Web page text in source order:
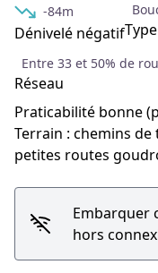
-84m
Dénivelé négatif
Entre 33 et 50% de
Réseau
Praticabilité bonne
Terrain : chemins
petites routes
Embarquer
hors